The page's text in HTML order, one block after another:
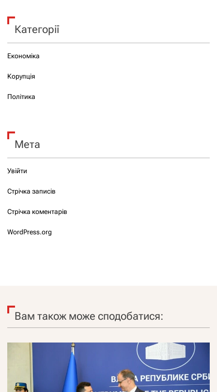
Категорії
Економіка
Корупція
Політика
Мета
Увійти
Стрічка записів
Стрічка коментарів
WordPress.org
Вам також може сподобатися: